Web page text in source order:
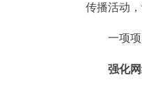
传播活动
一项
强化